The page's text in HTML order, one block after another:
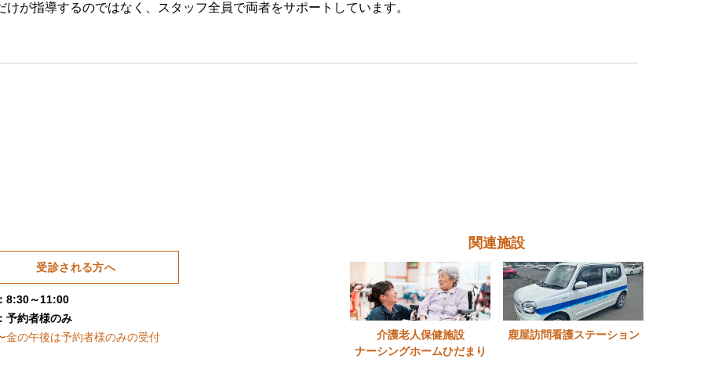
が指導するのではなく、スタッフ全員で両者をサポートしています。
受診される方へ
8:30～11:00
予約者様のみ
金の午後は予約者様のみの受付
関連施設
介護老人保健施設
ナーシングホームひだまり
鹿屋訪問看護ステーション